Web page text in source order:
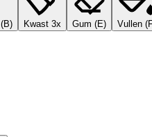
(B) Kwast 3x Gum (E) Vullen (